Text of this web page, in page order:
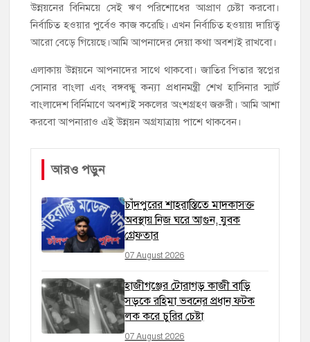
উন্নয়নের বিনিময়ে সেই ঋণ পরিশোধের আপ্রাণ চেষ্টা করবো।
নির্বাচিত হওয়ার পুর্বেও কাজ করেছি। এখন নির্বাচিত হওয়ায় দায়িত্ব
আরো বেড়ে গিয়েছে।আমি আপনাদের দেয়া কথা অবশ্যই রাখবো।
এলাকায় উন্নয়নে আপনাদের সাথে থাকবো। জাতির পিতার স্বপ্নের
সোনার বাংলা এবং বঙ্গবন্ধু কন্যা প্রধানমন্ত্রী শেখ হাসিনার স্মার্ট
বাংলাদেশ বির্নিমাণে অবশ্যই সকলের অংশগ্রহণ জরুরী। আমি আশা
করবো আপনারাও এই উন্নয়ন অগ্রযাত্রায় পাশে থাকবেন।
আরও পড়ুন
চাঁদপুরের শাহরাস্তিতে মাদকাসক্ত
অবস্থায় নিজ ঘরে আগুন, যুবক
গ্রেফতার
07 August 2026
হাজীগঞ্জের টোরাগড় কাজী বাড়ি
সড়কে রহিমা ভবনের প্রধান ফটক
লক করে চুরির চেষ্টা
07 August 2026